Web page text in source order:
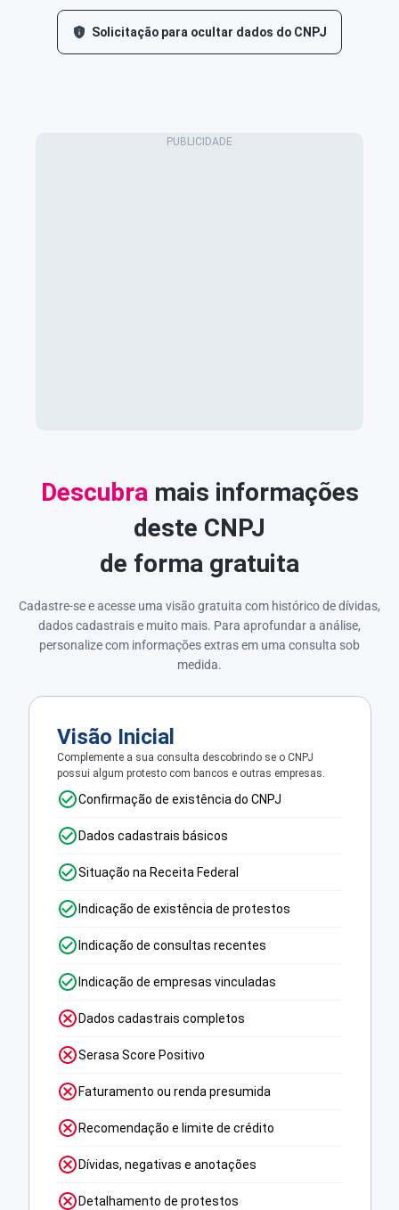
Solicitação para ocultar dados do CNPJ
Descubra mais informações
deste CNPJ
de forma gratuita
Cadastre-se e acesse uma visão gratuita com histórico de dívidas,
dados cadastrais e muito mais. Para aprofundar a análise,
personalize com informações extras em uma consulta sob
medida.
Visão Inicial
Complemente a sua consulta descobrindo se o CNPJ
possui algum protesto com bancos e outras empresas.
Confirmação de existência do CNPJ
Dados cadastrais básicos
Situação na Receita Federal
Indicação de existência de protestos
Indicação de consultas recentes
Indicação de empresas vinculadas
Dados cadastrais completos
Serasa Score Positivo
Faturamento ou renda presumida
Recomendação e limite de crédito
Dívidas, negativas e anotações
Detalhamento de protestos